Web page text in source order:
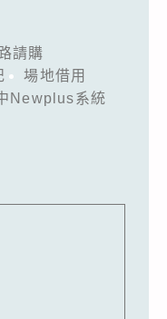
請購
場地借用
Newplus系統